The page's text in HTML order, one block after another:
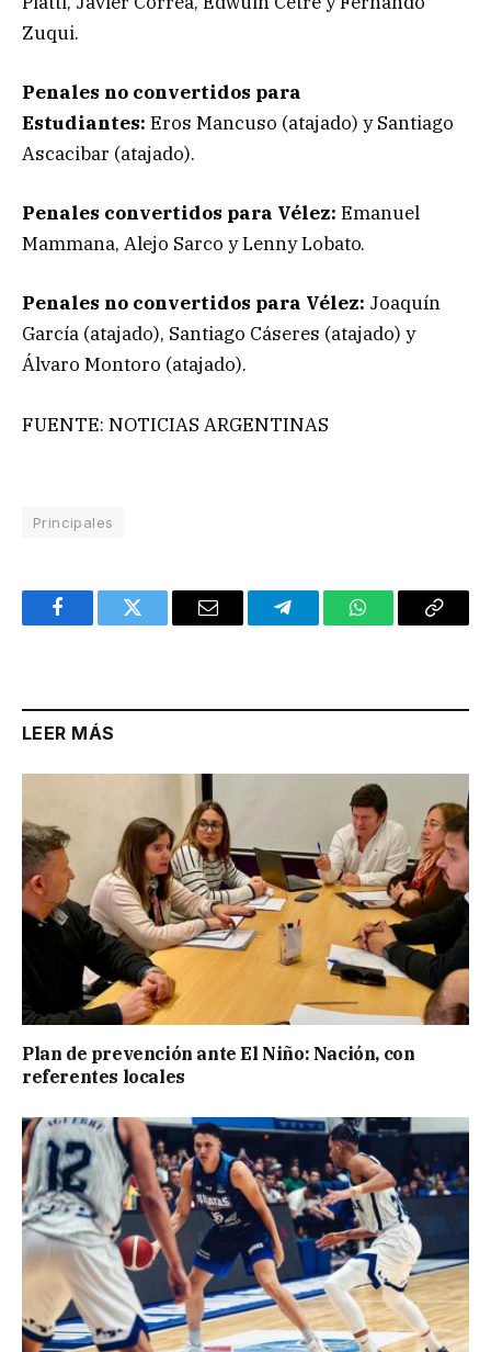
Zuqui.
Penales no convertidos para
Estudiantes: Eros Mancuso (atajado) y Santiago
Ascacibar (atajado).
Penales convertidos para Vélez: Emanuel
Mammana, Alejo Sarco y Lenny Lobato.
Penales no convertidos para Vélez: Joaquín
García (atajado), Santiago Cáseres (atajado) y
Álvaro Montoro (atajado).
FUENTE: NOTICIAS ARGENTINAS
Principales
FacebookTwitter Email TelegramWhatsAppCopy
LEER MÁS
Plan de prevención ante El Niño: Nación, con
referentes locales